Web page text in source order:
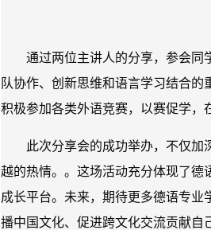
通过两位主讲人的分享，参会同
队协作、创新思维和语言学习结合的
积极参加各类外语竞赛，以赛促学，
此次分享会的成功举办，不仅
越的热情。。这场活动充分体现了德
成长平台。未来，期待更多德语专
播中国文化、促进跨文化交流贡献自